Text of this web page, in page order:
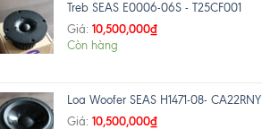
Treb SEAS E0006-06S - T25CF001
Giá: 10,500,000₫
Còn hàng
Loa Woofer SEAS H1471-08- CA22RNY
Giá: 10,500,000₫